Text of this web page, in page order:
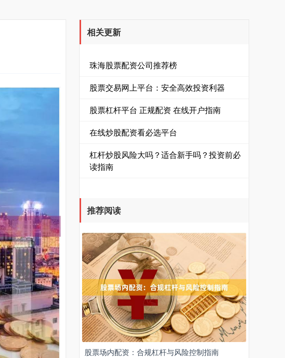
相关更新
珠海股票配资公司推荐榜
股票交易网上平台：安全高效投资利器
股票杠杆平台 正规配资 在线开户指南
在线炒股配资看必选平台
杠杆炒股风险大吗？适合新手吗？投资前必
读指南
推荐阅读
股票场内配资：合规杠杆与风险控制指南